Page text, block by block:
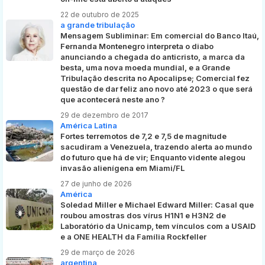
22 de outubro de 2025
a grande tribulação
Mensagem Subliminar: Em comercial do Banco Itaú,
Fernanda Montenegro interpreta o diabo
anunciando a chegada do anticristo, a marca da
besta, uma nova moeda mundial, e a Grande
Tribulação descrita no Apocalipse; Comercial fez
questão de dar feliz ano novo até 2023 o que será
que acontecerá neste ano ?
29 de dezembro de 2017
América Latina
Fortes terremotos de 7,2 e 7,5 de magnitude
sacudiram a Venezuela, trazendo alerta ao mundo
do futuro que há de vir; Enquanto vidente alegou
invasão alienígena em Miami/FL
27 de junho de 2026
América
Soledad Miller e Michael Edward Miller: Casal que
roubou amostras dos vírus H1N1 e H3N2 de
Laboratório da Unicamp, tem vínculos com a USAID
e a ONE HEALTH da Família Rockfeller
29 de março de 2026
argentina